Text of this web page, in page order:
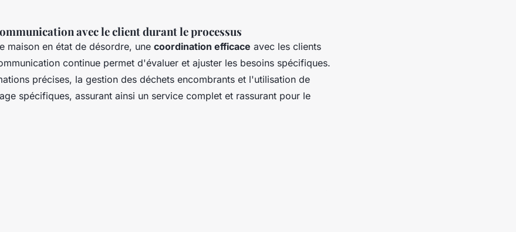
avec le client durant le processus
maison en état de désordre, une coordination efficace avec les clients
continue permet d'évaluer et ajuster les besoins spécifiques.
précises, la gestion des déchets encombrants et l'utilisation de
spécifiques, assurant ainsi un service complet et rassurant pour le